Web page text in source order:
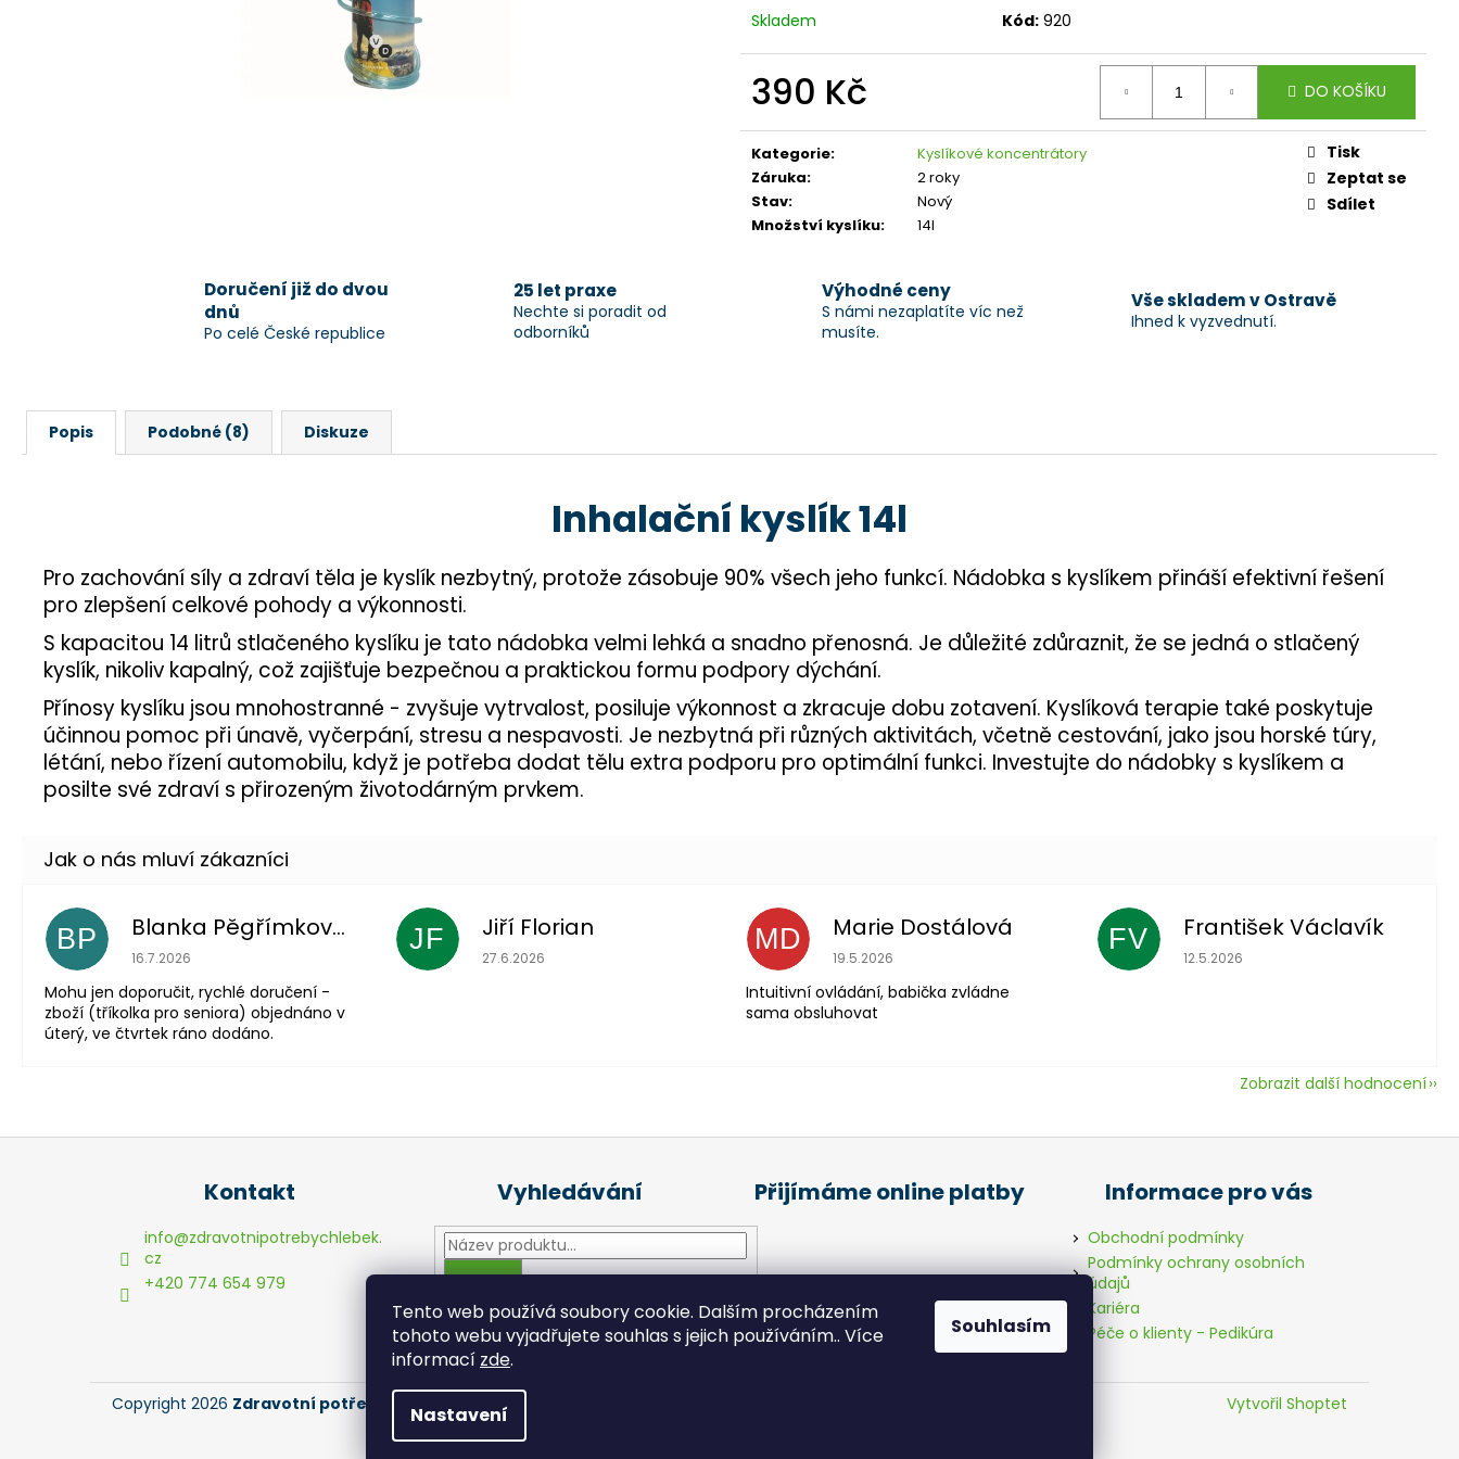
Tento web používá soubory cookie. Dalším procházením
tohoto webu vyjadřujete souhlas s jejich používáním.. Více
informací zde.
Nastavení
Souhlasím
Skladem Kód: 920
390 Kč
cena:
DO KOŠÍKU
Kategorie:
Kyslíkové koncentrátory
Záruka:
2 roky
Stav:
Nový
Množství kyslíku: 14l
Tisk
Zeptat se
Sdílet
Doručení již do dvou
dnů
Po celé České republice
25 let praxe
Nechte si poradit od
odborníků
Výhodné ceny
S námi nezaplatíte víc než
musíte.
Vše skladem v Ostravě
Ihned k vyzvednutí.
Popis Podobné (8) Diskuze
Inhalační kyslík 14l
Pro zachování síly a zdraví těla je kyslík nezbytný, protože zásobuje 90% všech jeho funkcí. Nádobka s kyslíkem přináší efektivní řešení
pro zlepšení celkové pohody a výkonnosti.
S kapacitou 14 litrů stlačeného kyslíku je tato nádobka velmi lehká a snadno přenosná. Je důležité zdůraznit, že se jedná o stlačený
kyslík, nikoliv kapalný, což zajišťuje bezpečnou a praktickou formu podpory dýchání.
Přínosy kyslíku jsou mnohostranné - zvyšuje vytrvalost, posiluje výkonnost a zkracuje dobu zotavení. Kyslíková terapie také poskytuje
účinnou pomoc při únavě, vyčerpání, stresu a nespavosti. Je nezbytná při různých aktivitách, včetně cestování, jako jsou horské túry,
létání, nebo řízení automobilu, když je potřeba dodat tělu extra podporu pro optimální funkci. Investujte do nádobky s kyslíkem a
posilte své zdraví s přirozeným životodárným prvkem.
BP Blanka Pěgřímková
Hodnocení obchodu je 5 z 5 hvězdiček.
16.7.2026
Mohu jen doporučit, rychlé doručení -
zboží (tříkolka pro seniora) objednáno v
úterý, ve čtvrtek ráno dodáno.
JF Jiří Florian
Hodnocení obchodu je 5 z 5 hvězdiček.
27.6.2026
MD Marie Dostálová
Hodnocení obchodu je 5 z 5 hvězdiček.
19.5.2026
Intuitivní ovládání, babička zvládne
sama obsluhovat
FV František Václavík
Hodnocení obchodu je 5 z 5
12.5.2026
Zobrazit další hodnocení
Kontakt
info@zdravotnipotrebychlebek.
cz
+420 774 654 979
Vyhledávání Přijímáme online platby Informace pro vás
Obchodní podmínky
Podmínky ochrany osobních
údajů
Kariéra
Péče o klienty - Pedikúra
Vytvořil Shoptet
Copyright 2026 Zdravotní potřeby Chlebek . Všechna práva vyhrazena.